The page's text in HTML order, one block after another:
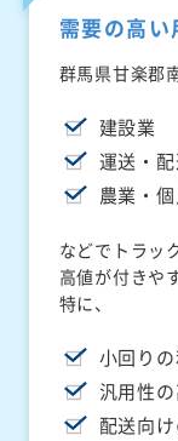
需要の高い
群馬県甘楽郡
建設業
運送・
農業・
などでトラッ
高値が付きや
特に、
小回り
汎用性
配送向